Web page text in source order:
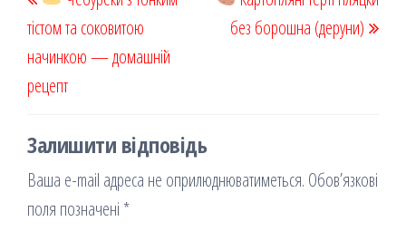
записів
запис
тістом та соковитою
начинкою — домашній
рецепт
без борошна (деруни)
Залишити відповідь
Ваша e-mail адреса не оприлюднюватиметься. Обов’язкові
поля позначені *